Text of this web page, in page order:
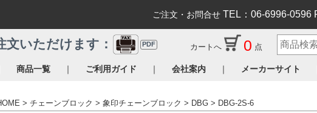
ご注文・お問合せ TEL：06-6996-0596
商品一覧 ｜ ご利用ガイド ｜ 会社案内 ｜ メーカーサイト
文いただけます： PDF カートへ 0 点
チェーンブロック 象印チェーンブロック DBG DBG-2S-6